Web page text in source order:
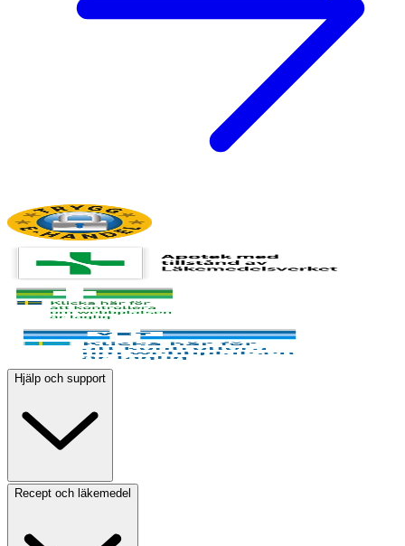
Hjälp och support
Recept och läkemedel